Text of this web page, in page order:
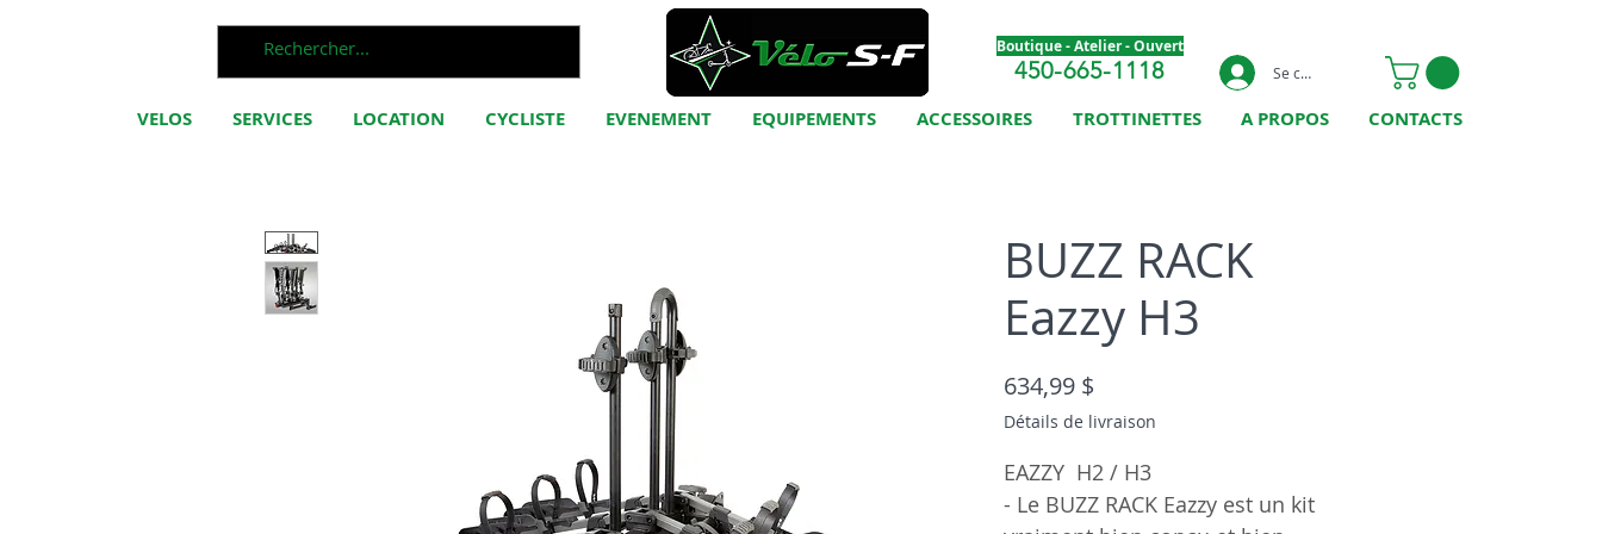
Boutique - Atelier - Ouvert
450-665-1118 Se connecter
VELOS SERVICES LOCATION CYCLISTE EVENEMENT EQUIPEMENTS ACCESSOIRES TROTTINETTES A PROPOS CONTACTS
BUZZ RACK
Eazzy H3
634,99 $
Détails de livraison
EAZZY H2 / H3
- Le BUZZ RACK Eazzy est un kit